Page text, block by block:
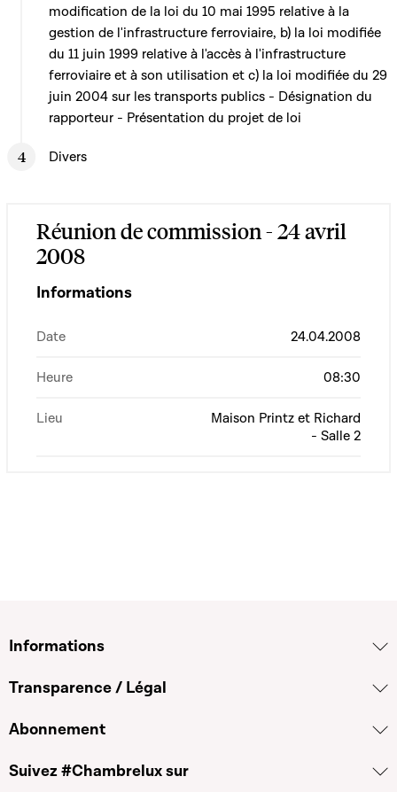
modification de la loi du 10 mai 1995 relative à la
gestion de l'infrastructure ferroviaire, b) la loi modifiée
du 11 juin 1999 relative à l'accès à l'infrastructure
ferroviaire et à son utilisation et c) la loi modifiée du 29
juin 2004 sur les transports publics - Désignation du
rapporteur - Présentation du projet de loi
Divers
Réunion de commission - 24 avril
2008
Informations
Date 24.04.2008
Heure 08:30
Lieu
Maison Printz et Richard
- Salle 2
Informations
Transparence / Légal
Abonnement
Suivez #Chambrelux sur